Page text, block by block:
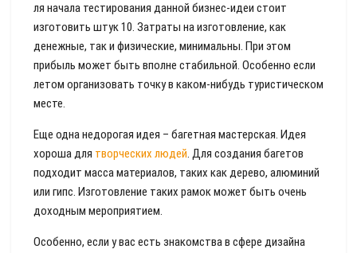
ля начала тестирования данной бизнес-идеи стоит
изготовить штук 10. Затраты на изготовление, как
денежные, так и физические, минимальны. При этом
прибыль может быть вполне стабильной. Особенно если
летом организовать точку в каком-нибудь туристическом
месте.
Еще одна недорогая идея – багетная мастерская. Идея
хороша для творческих людей. Для создания багетов
подходит масса материалов, таких как дерево, алюминий
или гипс. Изготовление таких рамок может быть очень
доходным мероприятием.
Особенно, если у вас есть знакомства в сфере дизайна